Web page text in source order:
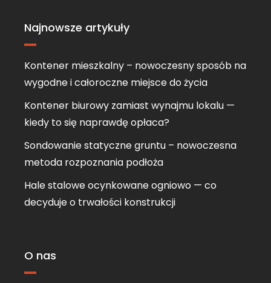
Najnowsze artykuły
Kontener mieszkalny – nowoczesny sposób na
wygodne i całoroczne miejsce do życia
Kontener biurowy zamiast wynajmu lokalu —
kiedy to się naprawdę opłaca?
Sondowanie statyczne gruntu – nowoczesna
metoda rozpoznania podłoża
Hale stalowe ocynkowane ogniowo — co
decyduje o trwałości konstrukcji
O nas